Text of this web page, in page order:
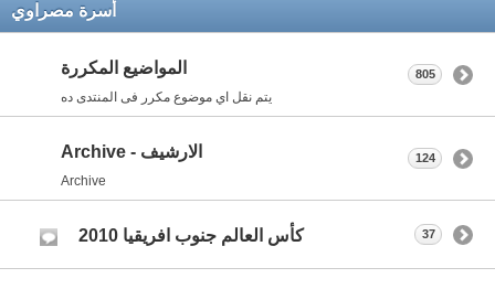
أسرة مصراوي
المواضيع المكررة
يتم نقل اي موضوع مكرر فى المنتدى ده
805
الارشيف - Archive
Archive
124
كأس العالم جنوب افريقيا 2010 37